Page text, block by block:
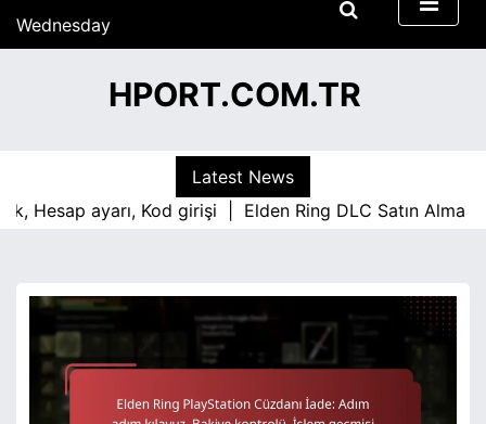
Wednesday
15/07/2026
HPORT.COM.TR
Latest News
ayarı, Kod girişi |Elden Ring DLC Satın Alma